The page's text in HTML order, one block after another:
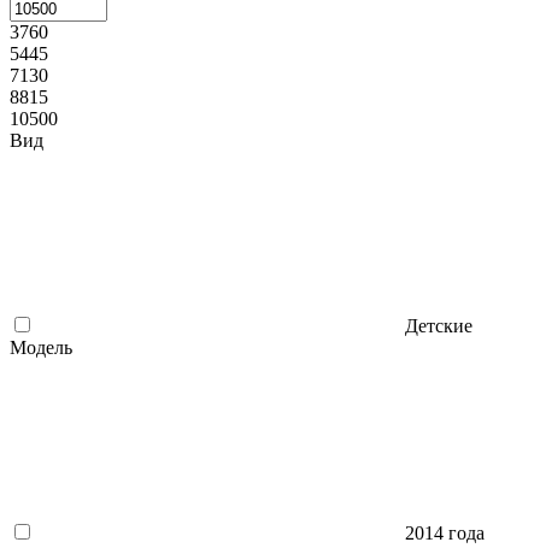
3760
5445
7130
8815
10500
Вид
Детские
Модель
2014 года